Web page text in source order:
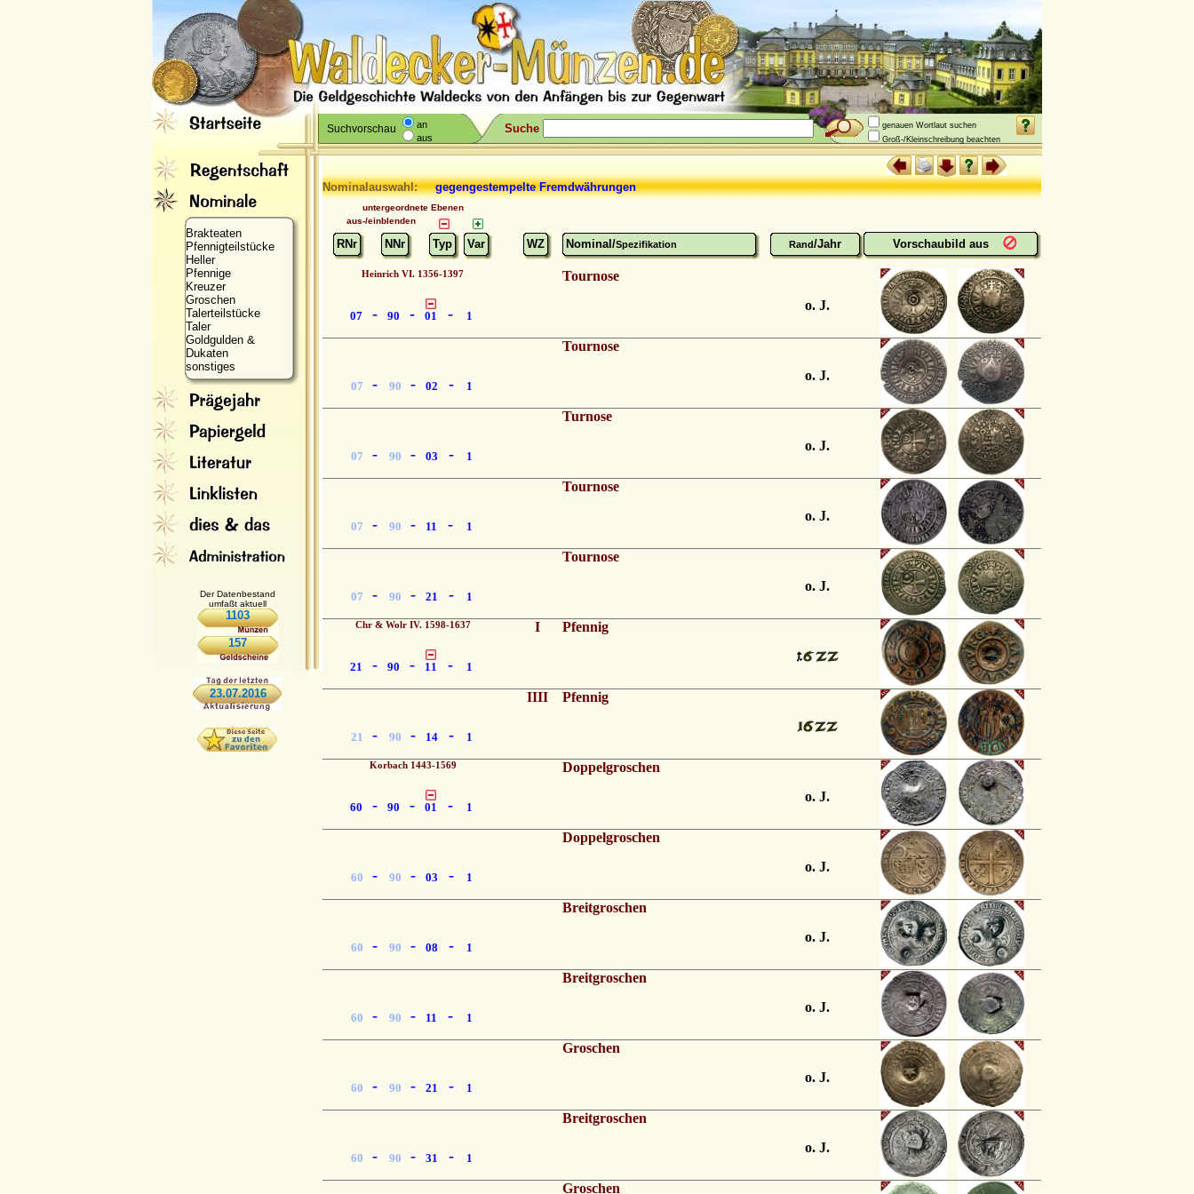
Suchvorschau
an
aus
Suche
genauen Wortlaut suchen
Groß-/Kleinschreibung beachten
Brakteaten
Pfennigteilstücke
Heller
Pfennige
Kreuzer
Groschen
Talerteilstücke
Taler
Goldgulden &
Dukaten
sonstiges
Der Datenbestand
umfaßt aktuell
1103
157
23.07.2016
Nominalauswahl:gegengestempelte Fremdwährungen
untergeordnete Ebenen
aus-/einblenden
RNr NNr Typ Var WZ Nominal/Spezifikation Rand/Jahr Vorschaubild aus
Heinrich VI. 1356-1397
07 - 90 - 01 - 1
Tournose
o. J.
07 - 90 - 02 - 1
Tournose
o. J.
07 - 90 - 03 - 1
Turnose
o. J.
07 - 90 - 11 - 1
Tournose
o. J.
07 - 90 - 21 - 1
Tournose
o. J.
Chr & Wolr IV. 1598-1637
21 - 90 - 11 - 1
I Pfennig
21 - 90 - 14 - 1
IIII Pfennig
Korbach 1443-1569
60 - 90 - 01 - 1
Doppelgroschen
o. J.
60 - 90 - 03 - 1
Doppelgroschen
o. J.
60 - 90 - 08 - 1
Breitgroschen
o. J.
60 - 90 - 11 - 1
Breitgroschen
o. J.
60 - 90 - 21 - 1
Groschen
o. J.
60 - 90 - 31 - 1
Breitgroschen
o. J.
Groschen